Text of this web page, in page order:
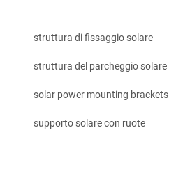
struttura di fissaggio solare
struttura del parcheggio solare
solar power mounting brackets
supporto solare con ruote